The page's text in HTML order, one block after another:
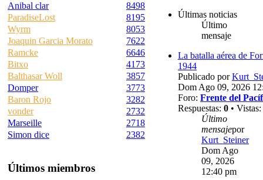
Anibal clar
8498
ParadiseLost
8195
Wyrm
8053
Joaquin Garcia Morato
7622
Ramcke
6646
Bitxo
4173
Balthasar Woll
3857
Domper
3773
Baron Rojo
3282
vonder
2732
Marseille
2718
Simon dice
2382
Últimos miembros
Últimas noticias
Último
mensaje
La batalla aérea de
1944
Publicado por
Dom Ago 09, 2026
Foro: Frente del
Respuestas: 0 • Vistas:
Último
mensajepor
Kurt_Steiner
Dom Ago
09, 2026
12:40 pm